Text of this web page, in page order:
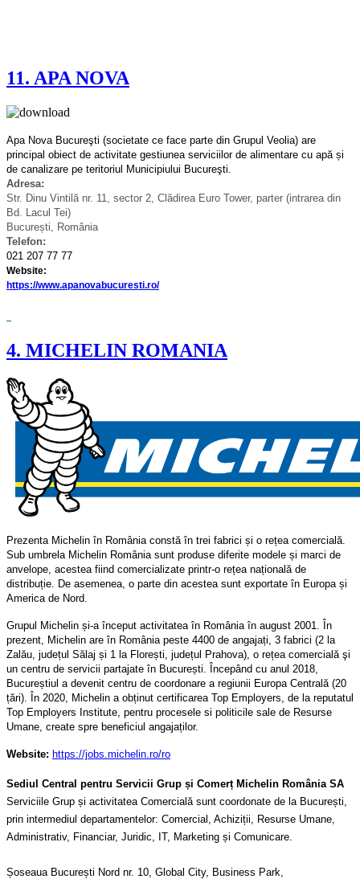
11. APA NOVA
Apa Nova Bucureşti (societate ce face parte din Grupul Veolia) are
principal obiect de activitate gestiunea serviciilor de alimentare cu apă și
de canalizare pe teritoriul Municipiului Bucureşti.
Adresa:
Str. Dinu Vintilă nr. 11, sector 2, Clădirea Euro Tower, parter (intrarea din
Bd. Lacul Tei)
București, România
Telefon:
021 207 77 77
Website:
https://www.apanovabucuresti.ro/
4. MICHELIN ROMANIA
Prezenta Michelin în România constă în trei fabrici și o rețea comercială.
Sub umbrela Michelin România sunt produse diferite modele și marci de
anvelope, acestea fiind comercializate printr-o rețea națională de
distribuție. De asemenea, o parte din acestea sunt exportate în Europa și
America de Nord.
Grupul Michelin și-a început activitatea în România în august 2001. În
prezent, Michelin are în România peste 4400 de angajați, 3 fabrici (2 la
Zalău, județul Sălaj și 1 la Florești, județul Prahova), o rețea comercială şi
un centru de servicii partajate în București. Începând cu anul 2018,
Bucureștiul a devenit centru de coordonare a regiunii Europa Centrală (20
țări). În 2020, Michelin a obținut certificarea Top Employers, de la reputatul
Top Employers Institute, pentru procesele si politicile sale de Resurse
Umane, create spre beneficiul angajaților.
Website: https://jobs.michelin.ro/ro
Sediul Central pentru Servicii Grup și Comerț Michelin România SA
Serviciile Grup și activitatea Comercială sunt coordonate de la București,
prin intermediul departamentelor: Comercial, Achiziții, Resurse Umane,
Administrativ, Financiar, Juridic, IT, Marketing și Comunicare.
Șoseaua București Nord nr. 10, Global City, Business Park,